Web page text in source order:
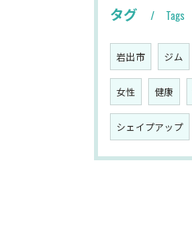
タグ Tags
岩出市 ジム
女性 健康
シェイプアップ